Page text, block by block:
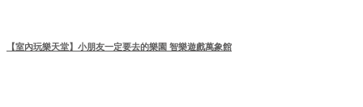
【室內玩樂天堂】小朋友一定要去的樂園 智樂遊戲萬象館